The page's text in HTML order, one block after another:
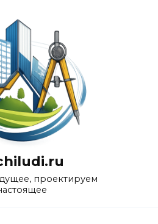
проектируем